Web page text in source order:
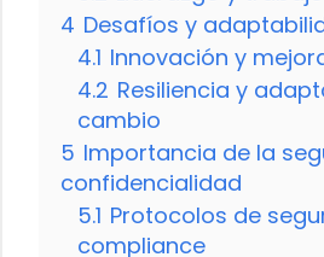
4 Desafíos y
4.1 Innovación y
4.2 Resiliencia y
cambio
5 Importancia de la
confidencialidad
5.1 Protocolos de
compliance